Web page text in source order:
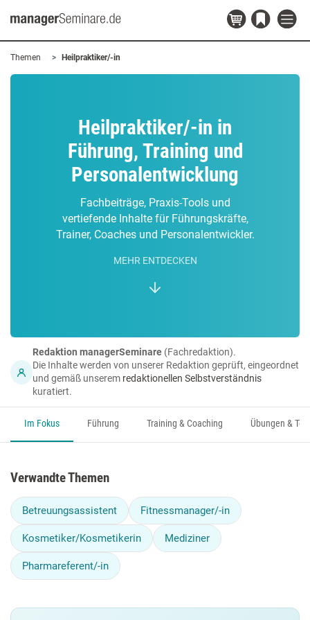
Themen Heilpraktiker/-in
Heilpraktiker/-in in
Führung, Training und
Personalentwicklung
Fachbeiträge, Praxis-Tools und
vertiefende Inhalte für Führungskräfte,
Trainer, Coaches und Personalentwickler.
MEHR ENTDECKEN
Redaktion managerSeminare (Fachredaktion).
Die Inhalte werden von unserer Redaktion geprüft, eingeordnet
und gemäß unserem redaktionellen Selbstverständnis
kuratiert.
Im Fokus Führung Training & Coaching Übungen &
Verwandte Themen
Betreuungsassistent Fitnessmanager/-in
Kosmetiker/Kosmetikerin Mediziner
Pharmareferent/-in